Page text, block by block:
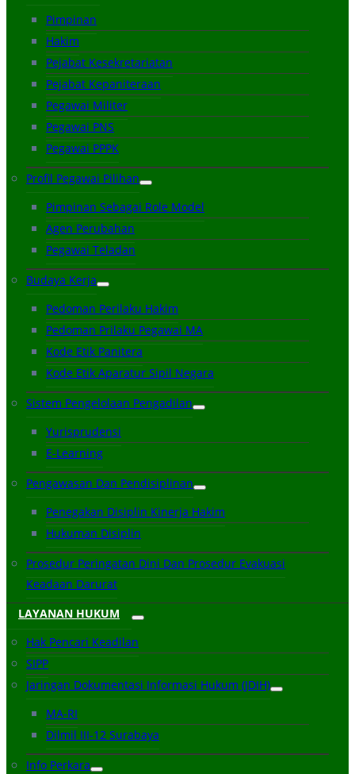
Pimpinan
Hakim
Pejabat Kesekretariatan
Pejabat Kepaniteraan
Pegawai Militer
Pegawai PNS
Pegawai PPPK
Profil Pegawai Pilihan
Pimpinan Sebagai Role Model
Agen Perubahan
Pegawai Teladan
Budaya Kerja
Pedoman Perilaku Hakim
Pedoman Prilaku Pegawai MA
Kode Etik Panitera
Kode Etik Aparatur Sipil Negara
Sistem Pengelolaan Pengadilan
Yurisprudensi
E-Learning
Pengawasan Dan Pendisiplinan
Penegakan Disiplin Kinerja Hakim
Hukuman Disiplin
Prosedur Peringatan Dini Dan Prosedur Evakuasi
Keadaan Darurat
LAYANAN HUKUM
Hak Pencari Keadilan
SIPP
Jaringan Dokumentasi Informasi Hukum (JDIH)
MA-RI
Dilmil III-12 Surabaya
Info Perkara